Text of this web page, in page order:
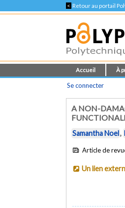
< Retour au portail
Accueil À
Se connecter
A NON-
Samantha Noel,
Article de
Un lien